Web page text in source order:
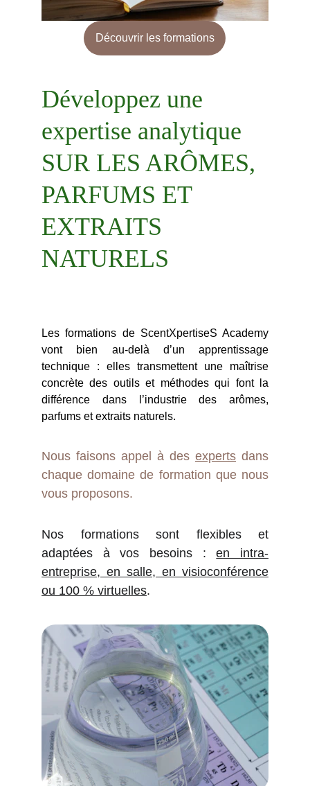
Découvrir les formations
Développez une
expertise analytique
SUR LES ARÔMES,
PARFUMS ET
EXTRAITS
NATURELS
Les formations de ScentXpertiseS Academy
vont bien au-delà d’un apprentissage
technique : elles transmettent une maîtrise
concrète des outils et méthodes qui font la
différence dans l’industrie des arômes,
parfums et extraits naturels.
Nous faisons appel à des experts dans
chaque domaine de formation que nous
vous proposons.
Nos formations sont flexibles et
adaptées à vos besoins :en intra-
entreprise, en salle, en visioconférence
ou 100 % virtuelles.